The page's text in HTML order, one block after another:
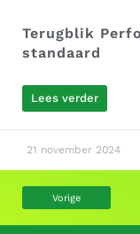
Terugblik
standaard
Lees verder
21 november 2024
Vorige